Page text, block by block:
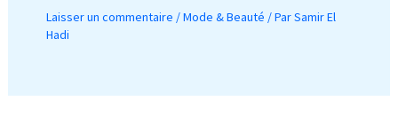
Laisser un commentaire /Mode & Beauté / ParSamir El
Hadi